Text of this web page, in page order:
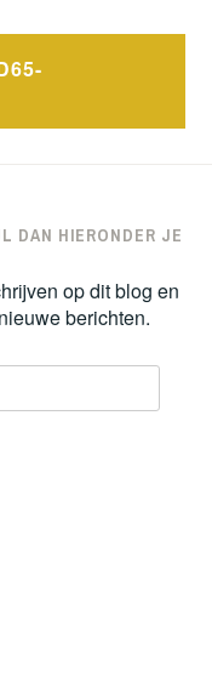
DAN HIERONDER JE
op dit blog en
berichten.